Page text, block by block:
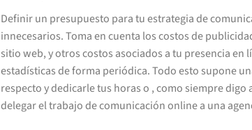
Definir un presupuesto para tu estrategia de
innecesarios. Toma en cuenta los costos de
sitio web, y otros costos asociados a tu presencia
estadísticas de forma periódica. Todo esto supone
respecto y dedicarle tus horas o , como siempre
delegar el trabajo de comunicación online a una